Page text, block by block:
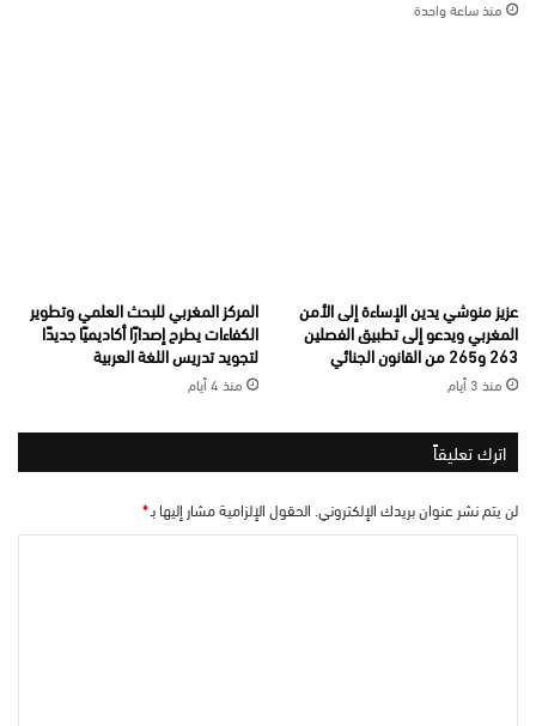
منذ ساعة واحدة
عزيز منوشي يدين الإساءة إلى الأمن
المغربي ويدعو إلى تطبيق الفصلين
263 و265 من القانون الجنائي
منذ 3 أيام
المركز المغربي للبحث العلمي وتطوير
الكفاءات يطرح إصدارًا أكاديميًا جديدًا
لتجويد تدريس اللغة العربية
منذ 4 أيام
اترك تعليقاً
لن يتم نشر عنوان بريدك الإلكتروني. الحقول الإلزامية مشار إليها بـ*